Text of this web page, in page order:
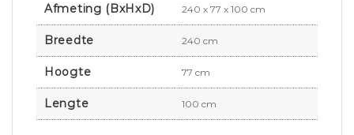
Afmeting (BxHxD) 240 x 77 x 100 cm
Breedte 240 cm
Hoogte 77 cm
Lengte 100 cm